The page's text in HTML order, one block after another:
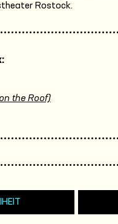
Rostock.
the Roof)